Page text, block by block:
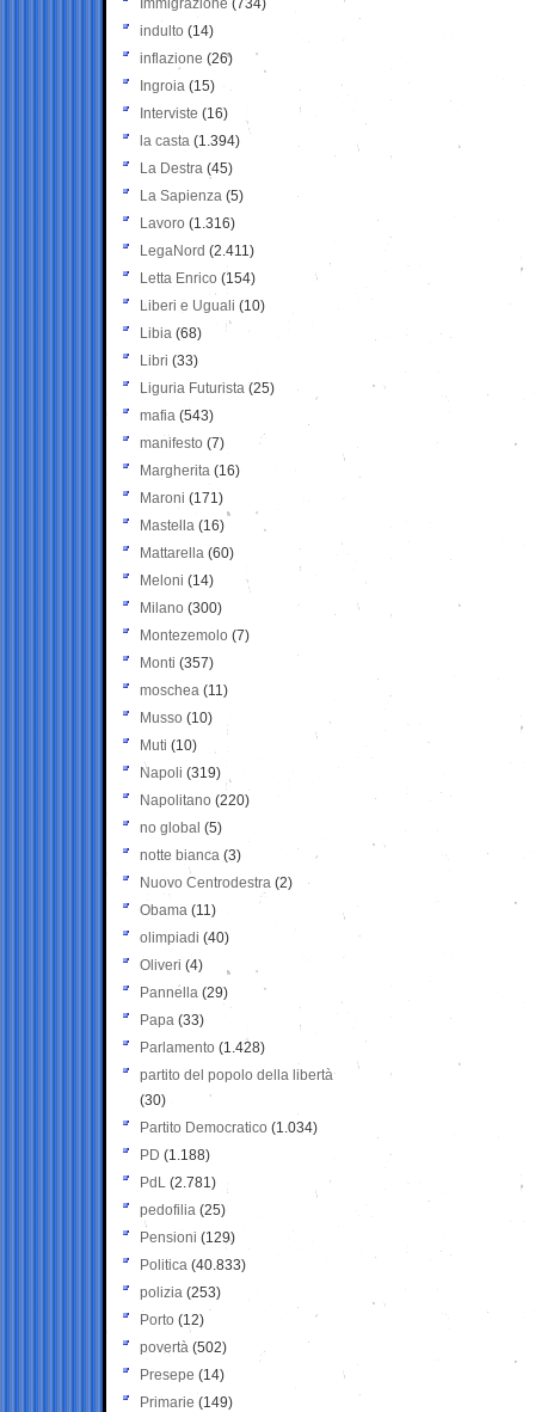
Immigrazione (734)
indulto (14)
inflazione (26)
Ingroia (15)
Interviste (16)
la casta (1.394)
La Destra (45)
La Sapienza (5)
Lavoro (1.316)
LegaNord (2.411)
Letta Enrico (154)
Liberi e Uguali (10)
Libia (68)
Libri (33)
Liguria Futurista (25)
mafia (543)
manifesto (7)
Margherita (16)
Maroni (171)
Mastella (16)
Mattarella (60)
Meloni (14)
Milano (300)
Montezemolo (7)
Monti (357)
moschea (11)
Musso (10)
Muti (10)
Napoli (319)
Napolitano (220)
no global (5)
notte bianca (3)
Nuovo Centrodestra (2)
Obama (11)
olimpiadi (40)
Oliveri (4)
Pannella (29)
Papa (33)
Parlamento (1.428)
partito del popolo della libertà
(30)
Partito Democratico (1.034)
PD (1.188)
PdL (2.781)
pedofilia (25)
Pensioni (129)
Politica (40.833)
polizia (253)
Porto (12)
povertà (502)
Presepe (14)
Primarie (149)